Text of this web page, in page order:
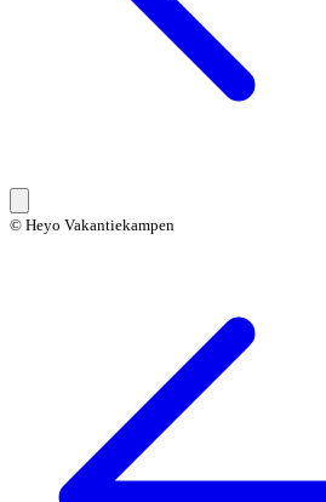
© Heyo Vakantiekampen